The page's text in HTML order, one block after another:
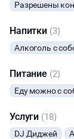
Разрешены
Напитки (3)
Алкоголь с
Питание (2)
Еду можно с
Услуги (18)
DJ Диджей